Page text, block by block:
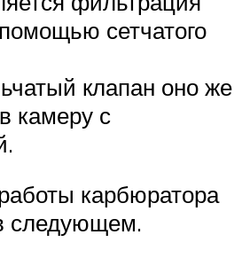
сетчатого
клапан оно же
камеру с
карбюратора
следующем.